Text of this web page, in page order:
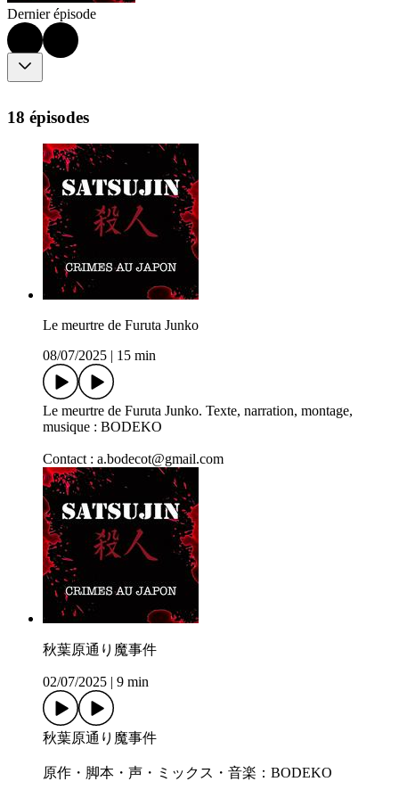
Dernier épisode
18 épisodes
Le meurtre de Furuta Junko
08/07/2025
15 min
Le meurtre de Furuta Junko. Texte, narration, montage,
musique : BODEKO
Contact : a.bodecot@gmail.com
秋葉原通り魔事件
02/07/2025 9 min
秋葉原通り魔事件
原作・脚本・声・ミックス・音楽：BODEKO